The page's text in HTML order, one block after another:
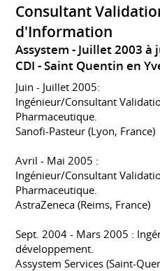
Consultant
d'Information
Assystem
Juillet 2003
CDI
Saint Quentin en
Juin - Juillet 2005:
Ingénieur/Consultant
Pharmaceutique.
Sanofi-Pasteur (Lyon, France)
Avril - Mai 2005 :
Ingénieur/Consultant
Pharmaceutique.
AstraZeneca (Reims, France)
Sept. 2004 - Mars 2005 :
développement.
Assystem Services (Saint-